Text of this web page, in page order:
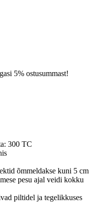
5% ostusummast!
300 TC
õmmeldakse kuni 5 cm
pesu ajal veidi kokku
piltidel ja tegelikkuses